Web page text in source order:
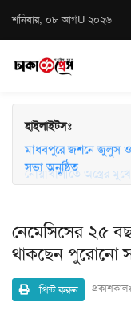
শনিবার, ০৮ আগU ২০২৬
হাইলাইটসঃ
নোয়াখালীতে অস্ত্রের
মাধবপুরে জশনে জুলুস ও
সভা অনুষ্ঠিত
নেমেসিসের ২৫
থাকছেন পুরোনো
প্রিন্ট করুন প্রকাশকালঃ